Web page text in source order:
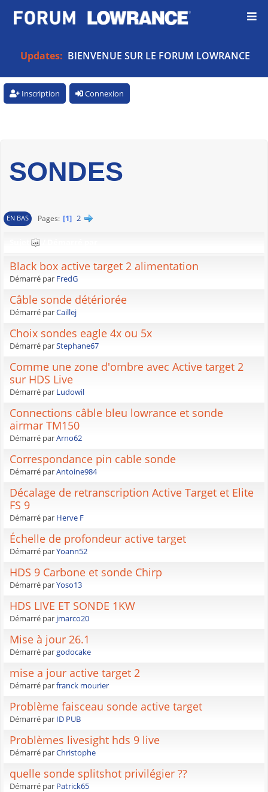
Updates: BIENVENUE SUR LE FORUM LOWRANCE
Inscription Connexion
SONDES
EN BAS Pages 1 2
Black box active target 2 alimentation
Démarré par FredG
Câble sonde détériorée
Démarré parCaillej
Choix sondes eagle 4x ou 5x
Démarré parStephane67
Comme une zone d'ombre avec Active target 2
sur HDS Live
Démarré par Ludowil
Connections câble bleu lowrance et sonde
airmar TM150
Démarré parArno62
Correspondance pin cable sonde
Démarré parAntoine984
Décalage de retranscription Active Target et Elite
FS 9
Démarré par Herve F
Échelle de profondeur active target
Démarré parYoann52
HDS 9 Carbone et sonde Chirp
Démarré parYoso13
HDS LIVE ET SONDE 1KW
Démarré par jmarco20
Mise à jour 26.1
Démarré pargodocake
mise a jour active target 2
Démarré parfranck mourier
Problème faisceau sonde active target
Démarré par ID PUB
Problèmes livesight hds 9 live
Démarré parChristophe
quelle sonde splitshot privilégier ??
Démarré par Patrick65